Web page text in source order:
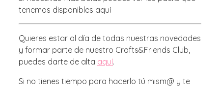
tenemos disponibles aquí
Quieres estar al día de todas nuestras novedades
y formar parte de nuestro Crafts&Friends Club,
puedes darte de alta aquí.
Si no tienes tiempo para hacerlo tú mism@ y te